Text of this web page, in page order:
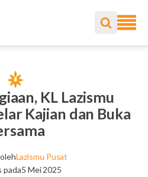
KL Lazismu
Kajian dan Buka
Lazismu Pusat
pada5 Mei 2025